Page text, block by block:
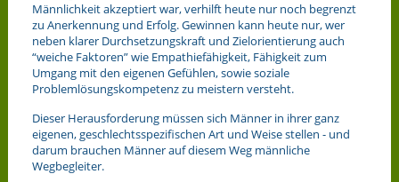
Männlichkeit akzeptiert war, verhilft heute nur noch begrenzt
zu Anerkennung und Erfolg. Gewinnen kann heute nur, wer
neben klarer Durchsetzungskraft und Zielorientierung auch
“weiche Faktoren” wie Empathiefähigkeit, Fähigkeit zum
Umgang mit den eigenen Gefühlen, sowie soziale
Problemlösungskompetenz zu meistern versteht.
Dieser Herausforderung müssen sich Männer in ihrer ganz
eigenen, geschlechtsspezifischen Art und Weise stellen - und
darum brauchen Männer auf diesem Weg männliche
Wegbegleiter.